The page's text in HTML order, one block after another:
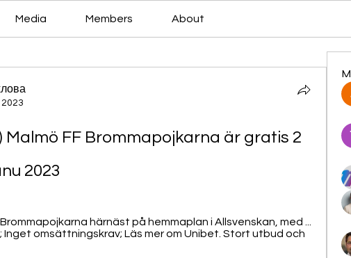
Media Members About
Malmö FF Brommapojkarna är gratis 2
2023
härnäst på hemmaplan i Allsvenskan, med ...
Inget omsättningskrav; Läs mer om Unibet. Stort utbud och